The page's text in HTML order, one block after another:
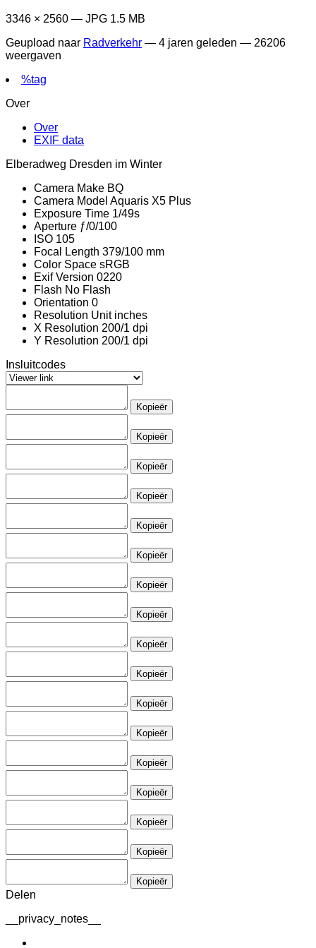
3346 × 2560 — JPG 1.5 MB
Geupload naar Radverkehr — 4 jaren geleden — 26206
weergaven
%tag
Over
Over
EXIF data
Elberadweg Dresden im Winter
Camera Make BQ
Camera Model Aquaris X5 Plus
Exposure Time 1/49s
Aperture ƒ/0/100
ISO 105
Focal Length 379/100 mm
Color Space sRGB
Exif Version 0220
Flash No Flash
Orientation 0
Resolution Unit inches
X Resolution 200/1 dpi
Y Resolution 200/1 dpi
Insluitcodes
Kopieër
Kopieër
Kopieër
Kopieër
Kopieër
Kopieër
Kopieër
Kopieër
Kopieër
Kopieër
Kopieër
Kopieër
Kopieër
Kopieër
Kopieër
Kopieër
Kopieër
Delen
__privacy_notes__